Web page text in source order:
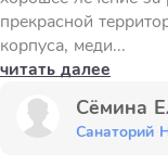
прекрасной
корпуса, меди...
читать далее
Сёмина
Санаторий